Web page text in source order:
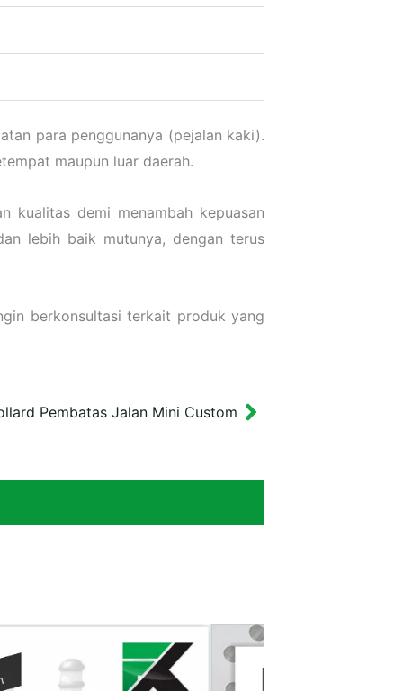
para penggunanya (pejalan kaki).
maupun luar daerah.
kualitas demi menambah kepuasan
lebih baik mutunya, dengan terus
berkonsultasi terkait produk yang
Pembatas Jalan Mini Custom Next